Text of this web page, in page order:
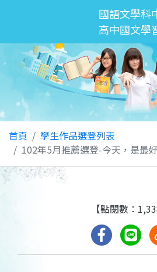
國語文學科
高中國文學
首頁
學生作品選登列表
102年5月推薦選登-今天，是最
【點閱數：